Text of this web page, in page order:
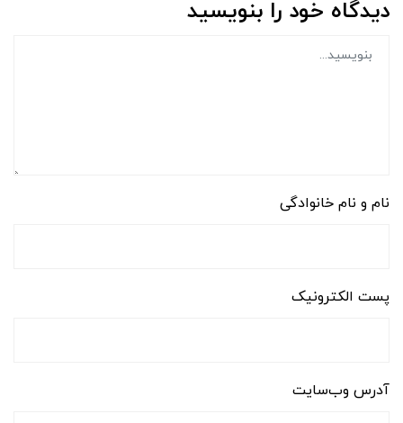
دیدگاه خود را بنویسید
نام و نام خانوادگی
پست الکترونیک
آدرس وب‌سایت